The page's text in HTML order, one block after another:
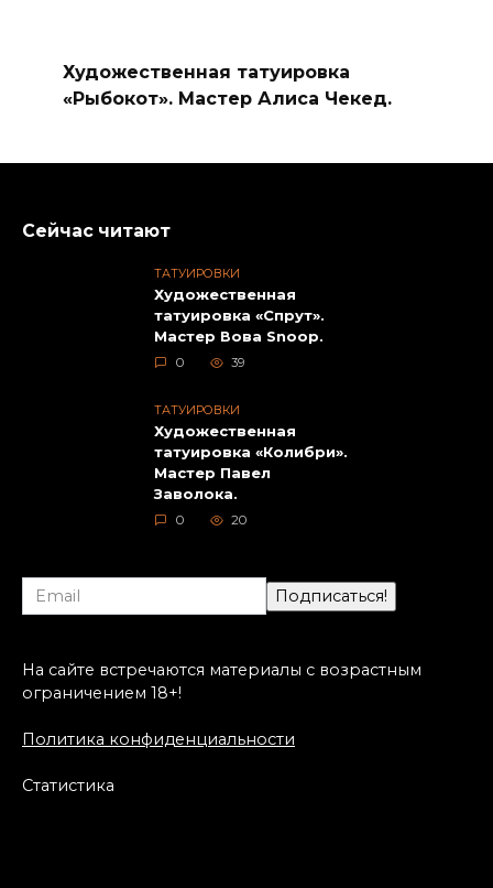
Художественная татуировка
«Рыбокот». Мастер Алиса Чекед.
Сейчас читают
ТАТУИРОВКИ
Художественная
татуировка «Спрут».
Мастер Вова Snoop.
0 39
ТАТУИРОВКИ
Художественная
татуировка «Колибри».
Мастер Павел
Заволока.
0 20
На сайте встречаются материалы с возрастным
ограничением 18+!
Политика конфиденциальности
Статистика